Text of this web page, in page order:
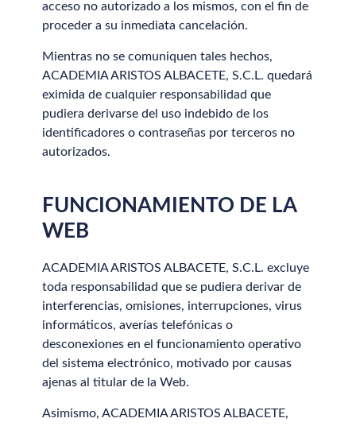
acceso no autorizado a los mismos, con el fin de
proceder a su inmediata cancelación.
Mientras no se comuniquen tales hechos,
ACADEMIA ARISTOS ALBACETE, S.C.L. quedará
eximida de cualquier responsabilidad que
pudiera derivarse del uso indebido de los
identificadores o contraseñas por terceros no
autorizados.
FUNCIONAMIENTO DE LA
WEB
ACADEMIA ARISTOS ALBACETE, S.C.L. excluye
toda responsabilidad que se pudiera derivar de
interferencias, omisiones, interrupciones, virus
informáticos, averías telefónicas o
desconexiones en el funcionamiento operativo
del sistema electrónico, motivado por causas
ajenas al titular de la Web.
Asimismo, ACADEMIA ARISTOS ALBACETE,